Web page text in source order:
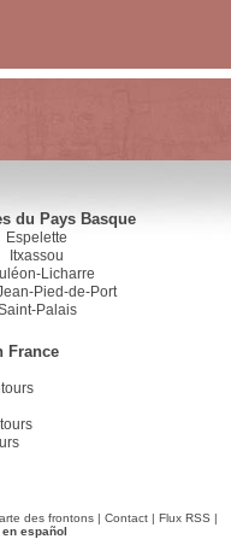
du Pays Basque
Espelette
Itxassou
Licharre
Pied-de-Port
Palais
France
des frontons| Contact| Flux RSS |
español